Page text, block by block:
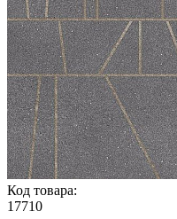
Код товара:
17710